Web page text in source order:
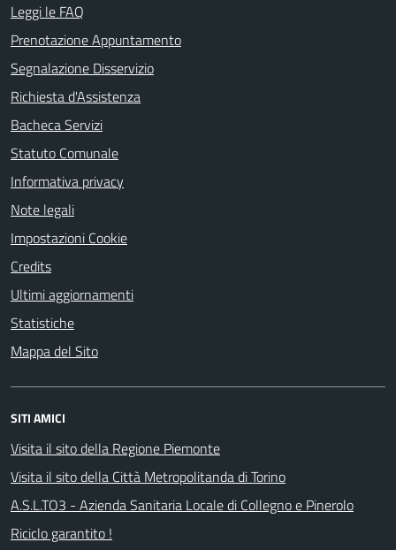
Leggi le FAQ
Prenotazione Appuntamento
Segnalazione Disservizio
Richiesta d'Assistenza
Bacheca Servizi
Statuto Comunale
Informativa privacy
Note legali
Impostazioni Cookie
Credits
Ultimi aggiornamenti
Statistiche
Mappa del Sito
SITI AMICI
Visita il sito della Regione Piemonte
Visita il sito della Città Metropolitanda di Torino
A.S.L.TO3 - Azienda Sanitaria Locale di Collegno e Pinerolo
Riciclo garantito !